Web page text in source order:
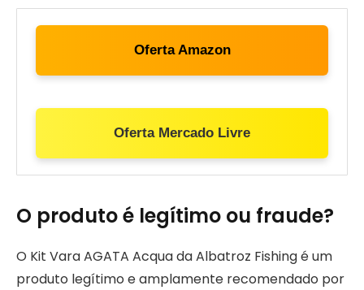
Oferta Amazon
Oferta Mercado Livre
O produto é legítimo ou fraude?
O Kit Vara AGATA Acqua da Albatroz Fishing é um
produto legítimo e amplamente recomendado por